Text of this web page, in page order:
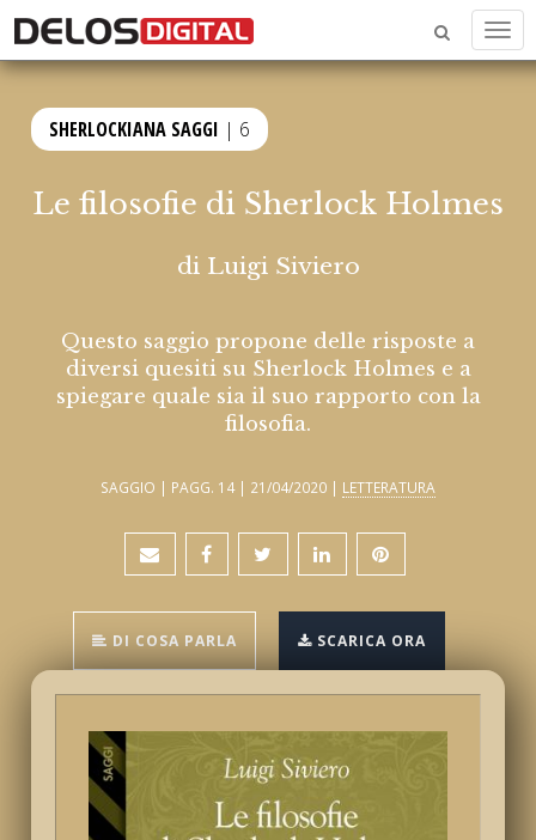
SHERLOCKIANA SAGGI | 6
Le filosofie di Sherlock Holmes
di Luigi Siviero
Questo saggio propone delle risposte a
diversi quesiti su Sherlock Holmes e a
spiegare quale sia il suo rapporto con la
filosofia.
SAGGIO | PAGG. 14 | 21/04/2020 | LETTERATURA
DI COSA PARLA SCARICA ORA